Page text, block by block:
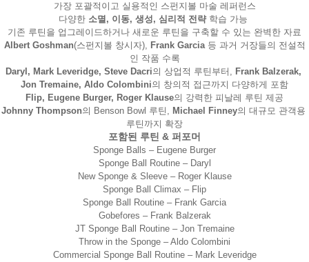
가장 포괄적이고 실용적인 스펀지볼 마술 레퍼런스
다양한 소멸 , 이동, 생성, 심리적 전략 학습 가능
기존 루틴을 업그레이드하거나 새로운 루틴을 구축할 수 있는 완벽한 자료
Albert Goshman(스펀지볼 창시자), Frank Garcia 등 과거 거장들의 전설적
인 작품 수록
Daryl, Mark Leveridge, Steve Dacri의 상업적 루틴부터, Frank Balzerak,
Jon Tremaine, Aldo Colombini의 창의적 접근까지 다양하게 포함
Flip, Eugene Burger, Roger Klause의 강력한 피날레 루틴 제공
Johnny Thompson의 Benson Bowl 루틴, Michael Finney의 대규모 관객용
루틴까지 확장
포함된 루틴 & 퍼포머
Sponge Balls – Eugene Burger
Sponge Ball Routine – Daryl
New Sponge & Sleeve – Roger Klause
Sponge Ball Climax – Flip
Sponge Ball Routine – Frank Garcia
Gobefores – Frank Balzerak
JT Sponge Ball Routine – Jon Tremaine
Throw in the Sponge – Aldo Colombini
Commercial Sponge Ball Routine – Mark Leveridge